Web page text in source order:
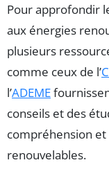
Pour approfondir
aux énergies
plusieurs
comme ceux de l’
l’ADEME
conseils et des
compréhension
renouvelables.